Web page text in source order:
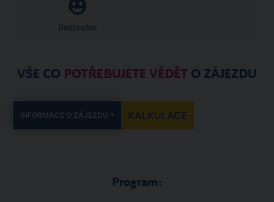
Bestseller
VŠE CO POTŘEBUJETE VĚDĚT O ZÁJEZDU
INFORMACE O ZÁJEZDU KALKULACE
Program: